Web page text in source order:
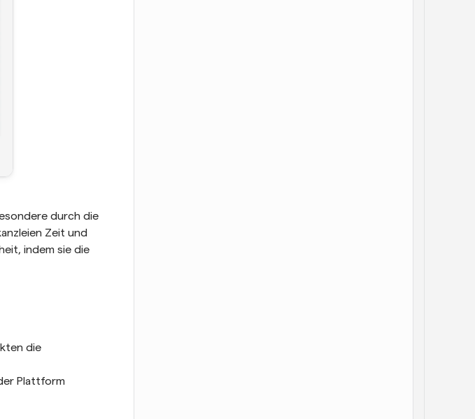
durch die
Zeit und
indem sie die
die
Plattform